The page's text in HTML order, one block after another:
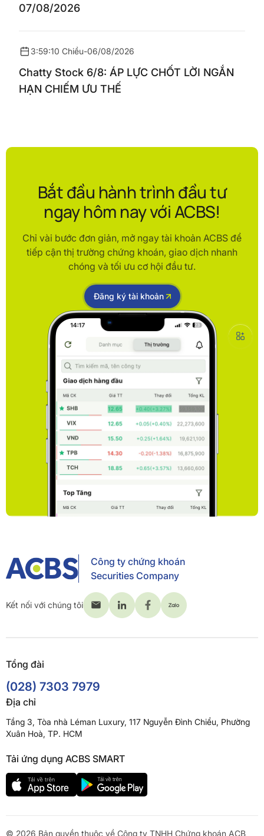
07/08/2026
3:59:10 Chiều-06/08/2026
Chatty Stock 6/8: ÁP LỰC CHỐT LỜI NGẮN
HẠN CHIẾM ƯU THẾ
Bắt đầu hành trình đầu tư
ngay hôm nay với ACBS!
Chỉ vài bước đơn giản, mở ngay tài khoản ACBS để
tiếp cận thị trường chứng khoán, giao dịch nhanh
chóng và tối ưu cơ hội đầu tư.
Đăng ký tài khoản
Công ty chứng khoán
Securities Company
Kết nối với chúng tôi
Tổng đài
(028) 7303 7979
Địa chỉ
Tầng 3, Tòa nhà Léman Luxury, 117 Nguyễn Đình Chiểu, Phường
Xuân Hoà, TP. HCM
Tải ứng dụng ACBS SMART
© 2026 Bản quyền thuộc về Công ty TNHH Chứng khoán ACB